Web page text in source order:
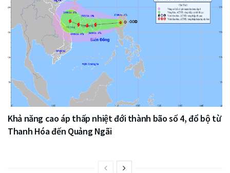
Khả năng cao áp thấp nhiệt đới thành bão số 4, đổ bộ từ
Thanh Hóa đến Quảng Ngãi